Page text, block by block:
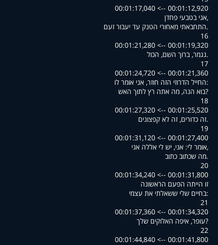
00:01:12,920 --> 00:01:17,040
,אני בטבעי פחדן
.התחבאתי מאחורי הטנק עד יעבור זעם
16
00:01:19,320 --> 00:01:21,280
.נגמר, ברוך השם, הכול
17
00:01:21,360 --> 00:01:24,720
:החייל הדרוזי הזה חוזר, אני אומר לו
?בוא הנה, מה אתה רץ לתוך האש
18
00:01:25,520 --> 00:01:27,320
.זה כדורים, זה לא קפצונים
19
00:01:27,400 --> 00:01:31,120
,אומר לי: אני, יש לי אללה אני
.מה שכתוב כתוב
20
00:01:31,800 --> 00:01:34,240
זו הייתה הפעם הראשונה
:בחיים שלי ששאלתי את עצמי
21
00:01:34,320 --> 00:01:37,360
?עופר, איפה האלוקים שלך
22
00:01:41,800 --> 00:01:44,840